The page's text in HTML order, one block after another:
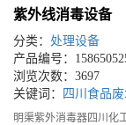
紫外线消毒设备
分类： 处理设备
产品编号：
浏览次数：3697
关键词：
四川食品
明渠紫外消毒器四川化